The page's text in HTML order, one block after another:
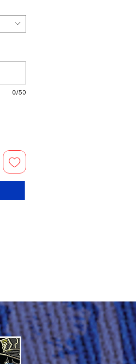
0/50